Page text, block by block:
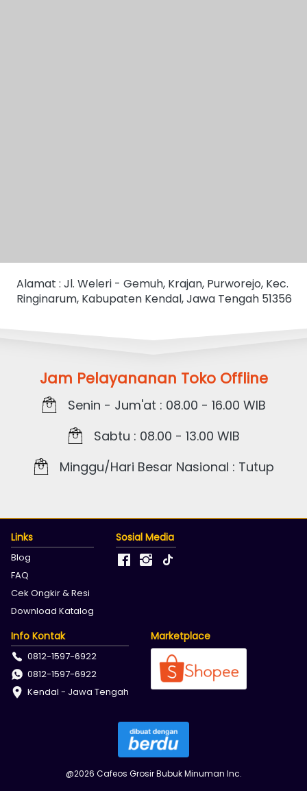
Alamat : Jl. Weleri - Gemuh, Krajan, Purworejo, Kec.
Ringinarum, Kabupaten Kendal, Jawa Tengah 51356
Jam Pelayananan Toko Offline
Senin - Jum'at : 08.00 - 16.00 WIB
Sabtu : 08.00 - 13.00 WIB
Minggu/Hari Besar Nasional : Tutup
Links
Blog
FAQ
Cek Ongkir & Resi
Download Katalog
Sosial Media
Info Kontak
0812-1597-6922
0812-1597-6922
Kendal - Jawa Tengah
Marketplace
@2026 Cafeos Grosir Bubuk Minuman Inc.